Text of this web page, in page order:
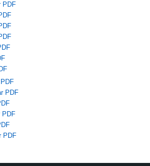
PDF
PDF
PDF
PDF